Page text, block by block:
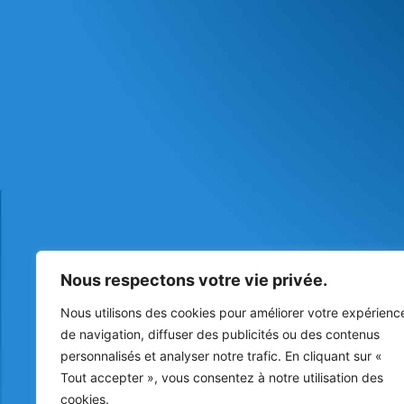
Nous respectons votre vie privée.
Nous utilisons des cookies pour améliorer votre
de navigation, diffuser des publicités ou des contenus
personnalisés et analyser notre trafic. En cliquant sur «
Tout accepter », vous consentez à notre utilisation des
cookies.